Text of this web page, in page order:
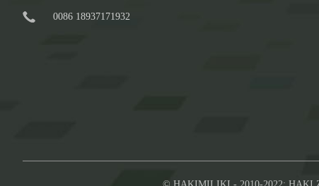
0086 18937171932